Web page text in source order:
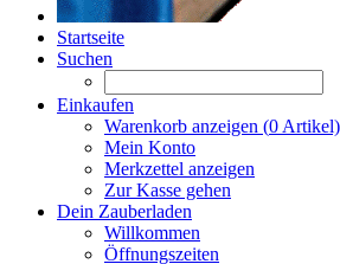
Startseite
Suchen
Einkaufen
Warenkorb anzeigen (0 Artikel)
Mein Konto
Merkzettel anzeigen
Zur Kasse gehen
Dein Zauberladen
Willkommen
Öffnungszeiten